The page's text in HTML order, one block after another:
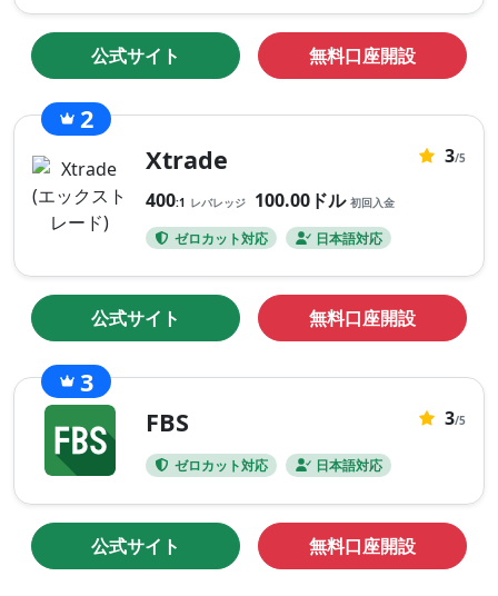
価
が
あ
ま
せ
公式サイト 無料口座開設
Xtrade
ま
あ
り
ま
せ
3/50
400:1 レバレッジ 100.00ドル 初回入金
ゼロカット対応 日本語対応
2
公式サイト 無料口座開設
FBS
ま
価
が
あ
3/50
ゼロカット対応 日本語対応
3
公式サイト 無料口座開設